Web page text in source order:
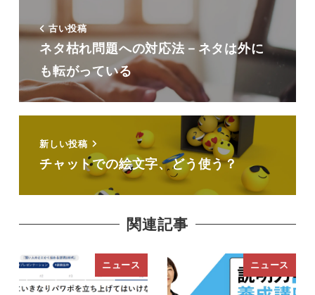
古い投稿
ネタ枯れ問題への対応法－ネタは外に
も転がっている
新しい投稿
チャットでの絵文字、どう使う？
関連記事
ニュース ニュース